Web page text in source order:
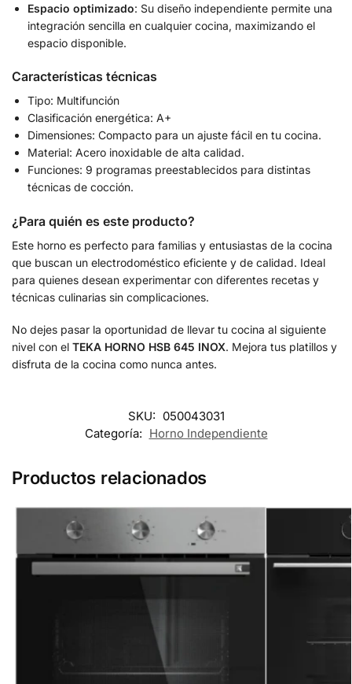
Espacio optimizado: Su diseño independiente permite una
integración sencilla en cualquier cocina, maximizando el
espacio disponible.
Características técnicas
Tipo: Multifunción
Clasificación energética: A+
Dimensiones: Compacto para un ajuste fácil en tu cocina.
Material: Acero inoxidable de alta calidad.
Funciones: 9 programas preestablecidos para distintas
técnicas de cocción.
¿Para quién es este producto?
Este horno es perfecto para familias y entusiastas de la cocina
que buscan un electrodoméstico eficiente y de calidad. Ideal
para quienes desean experimentar con diferentes recetas y
técnicas culinarias sin complicaciones.
No dejes pasar la oportunidad de llevar tu cocina al siguiente
nivel con el TEKA HORNO HSB 645 INOX. Mejora tus platillos y
disfruta de la cocina como nunca antes.
SKU: 050043031
Categoría: Horno Independiente
Productos relacionados